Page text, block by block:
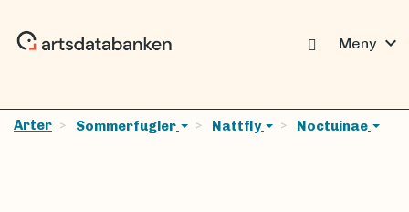
Meny expand_more
Arter Sommerfugler Nattfly Noctuinae